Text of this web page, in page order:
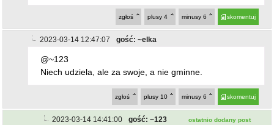
skomentuj
minusy 6
plusy 4
zgłoś
2023-03-14 12:47:07 gość: ~elka
@~123
Niech udziela, ale za swoje, a nie gminne.
skomentuj
minusy 6
plusy 10
zgłoś
2023-03-14 14:41:00 gość: ~123 ostatnio dodany post